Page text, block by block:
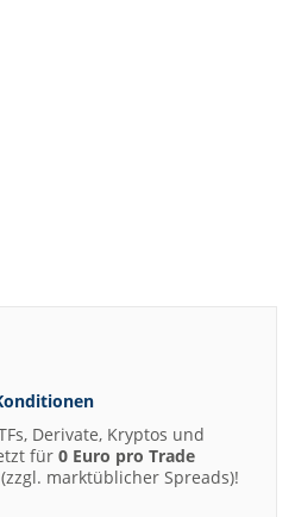
Derivate, Kryptos und
für 0 Euro pro Trade
marktüblicher Spreads)!